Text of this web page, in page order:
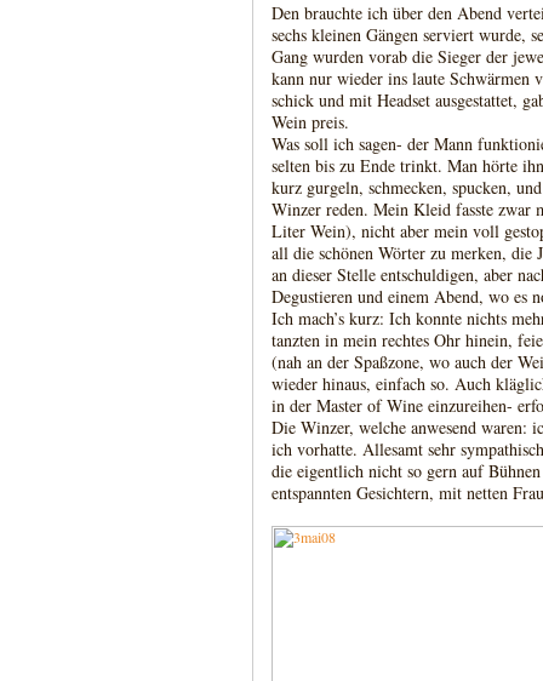
Den brauchte ich über den Abend
sechs kleinen Gängen serviert wurde,
Gang wurden vorab die Sieger der
kann nur wieder ins laute Schwärmen
schick und mit Headset ausgestattet,
Wein preis.
Was soll ich sagen- der Mann
selten bis zu Ende trinkt. Man hörte
kurz gurgeln, schmecken, spucken,
Winzer reden. Mein Kleid fasste zwar
Liter Wein), nicht aber mein voll
all die schönen Wörter zu merken, die
an dieser Stelle entschuldigen, aber
Degustieren und einem Abend, wo es
Ich mach’s kurz: Ich konnte nichts
tanzten in mein rechtes Ohr hinein,
(nah an der Spaßzone, wo auch der
wieder hinaus, einfach so. Auch
in der Master of Wine einzureihen-
Die Winzer, welche anwesend waren:
ich vorhatte. Allesamt sehr
die eigentlich nicht so gern auf
entspannten Gesichtern, mit netten